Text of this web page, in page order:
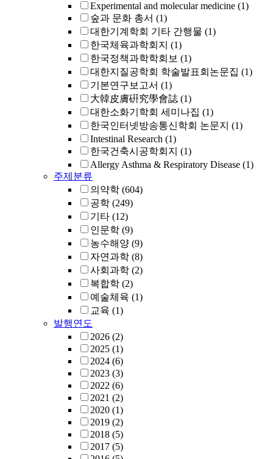
Experimental and molecular medicine (1)
숲과 문화 총서 (1)
대한기계학회 기타 간행물 (1)
한국체육과학회지 (1)
한국정책과학학회보 (1)
대한지질공학회 학술발표회논문집 (1)
기본연구보고서 (1)
大韓皮膚硏究學會誌 (1)
대한소화기학회 세미나집 (1)
한국인터넷방송통신학회 논문지 (1)
Intestinal Research (1)
한국건축시공학회지 (1)
Allergy Asthma & Respiratory Disease (1)
주제분류
의약학 (604)
공학 (249)
기타 (12)
인문학 (9)
농수해양 (9)
자연과학 (8)
사회과학 (2)
복합학 (2)
예술체육 (1)
교육 (1)
발행연도
2026 (2)
2025 (1)
2024 (6)
2023 (3)
2022 (6)
2021 (2)
2020 (1)
2019 (2)
2018 (5)
2017 (5)